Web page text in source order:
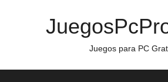
Juegos para PC